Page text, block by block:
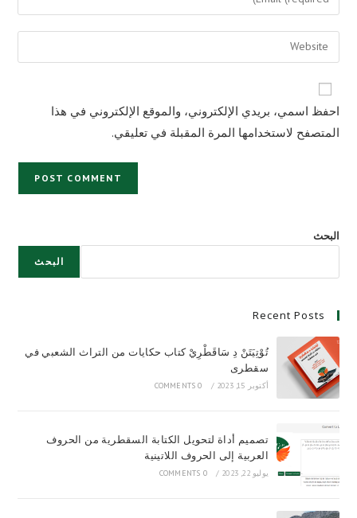
comment
your
email
address
Enter
your
URL
(optional)
احفظ اسمي، بريدي الإلكتروني، والموقع الإلكتروني في هذا
المتصفح لاستخدامها المرة المقبلة في تعليقي.
البحث
البحث
Recent Posts
تُوْتِيَتَنْ دِ سَاقَطْرِيْ كتاب حكايات من التراث الشعبي في
سقطرى
أكتوبر 15, 2023 /
0 COMMENTS
تصميم أداة لتحويل الكتابة السقطرية من الحروف
العربية إلى الحروف اللاتينية
يوليو 22, 2023 /
0 COMMENTS